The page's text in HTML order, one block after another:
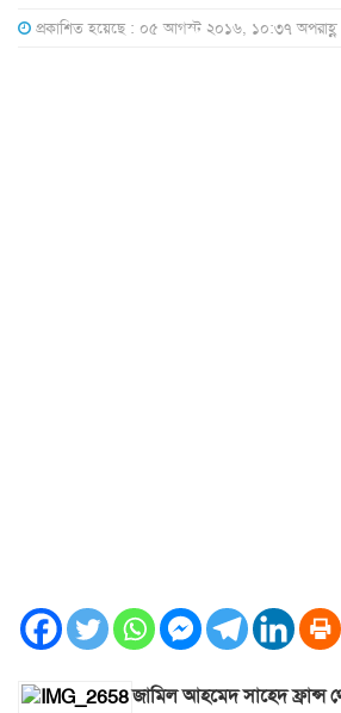
প্রকাশিত হয়েছে : ০৫ আগস্ট ২০১৬, ১০:৩৭ অপরাহ্ণ
জামিল আহমেদ সাহেদ ফ্রান্স